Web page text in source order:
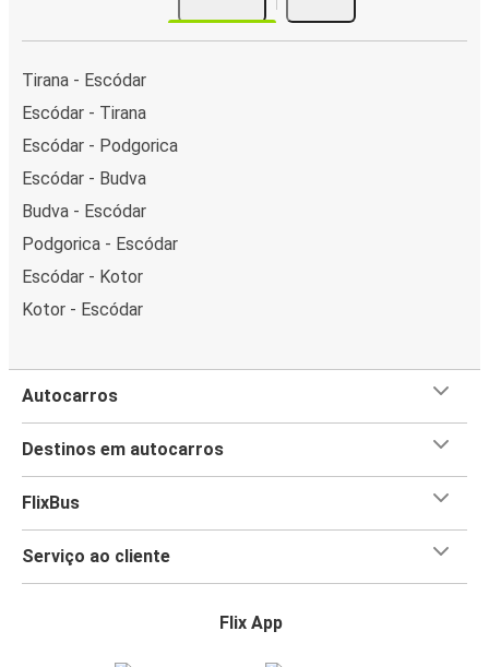
Tirana - Escódar
Escódar - Tirana
Escódar - Podgorica
Escódar - Budva
Budva - Escódar
Podgorica - Escódar
Escódar - Kotor
Kotor - Escódar
Autocarros
Destinos em autocarros
FlixBus
Serviço ao cliente
Flix App